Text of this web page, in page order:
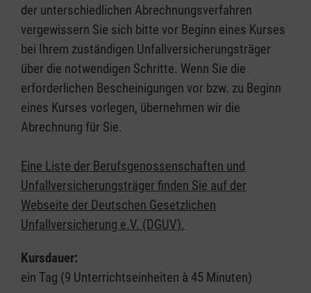
der unterschiedlichen Abrechnungsverfahren
vergewissern Sie sich bitte vor Beginn eines Kurses
bei Ihrem zuständigen Unfallversicherungsträger
über die notwendigen Schritte. Wenn Sie die
erforderlichen Bescheinigungen vor bzw. zu Beginn
eines Kurses vorlegen, übernehmen wir die
Abrechnung für Sie.
Eine Liste der Berufsgenossenschaften und
Unfallversicherungsträger finden Sie auf der
Webseite der Deutschen Gesetzlichen
Unfallversicherung e.V. (DGUV).
Kursdauer:
ein Tag (9 Unterrichtseinheiten à 45 Minuten)